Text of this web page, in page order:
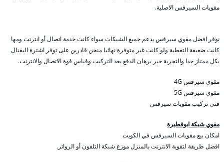
مقويات السيرفس الاصلية.
نوفر افضل مقوي سيرفس يدعم جميع الشبكات سواء كانت خدمة اتصال أو انترنت ومها
كانت ضعيفة التغطية ولو كانت غير متوفرة نهائيا منحن قادرين على توفر اشترة اليقنال
بكل ممتاز جدا والتجربة خير برهان الدفع بعد التركيب وقياس قوة الاتصال والانترنت.
مقوي سيرفس 4G
مقوي سيرفس 5G
فني تركيب مقويات سيرفس
مقوي شبكة ابوفطيرة
امكان بيع مقويات السيرفس في الكويت
افضل طريقة لتقوية الانترنت بالمنزل موزع شبكة التلفون أو الرواتر.